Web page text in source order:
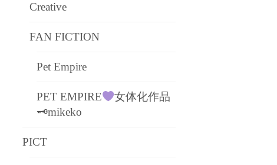
Creative
FAN FICTION
Pet Empire
PET EMPIRE
女体化作品
🗝mikeko
PICT